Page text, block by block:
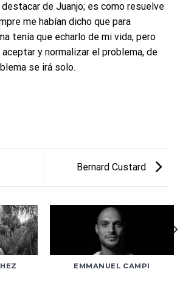
de Juanjo; es como resuelve
me habían dicho que para
tenía que echarlo de mi vida, pero
y normalizar el problema, de
se irá solo.
Bernard Custard
EMMANUEL CAMPI